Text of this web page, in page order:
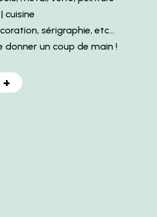
cuisine
sérigraphie, etc…
donner un coup de main !
+